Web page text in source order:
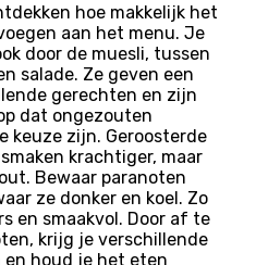
hoe makkelijk het
aan het menu. Je
door de muesli, tussen
salade. Ze geven een
gerechten en zijn
dat ongezouten
keuze zijn. Geroosterde
krachtiger, maar
Bewaar paranoten
ze donker en koel. Zo
en smaakvol. Door af te
krijg je verschillende
houd je het eten